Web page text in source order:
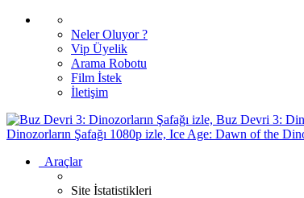
Neler Oluyor ?
Vip Üyelik
Arama Robotu
Film İstek
İletişim
Araçlar
Site İstatistikleri